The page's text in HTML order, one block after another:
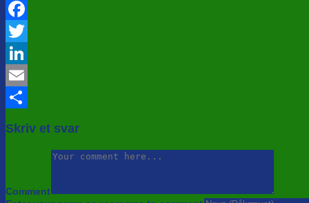
Facebook
Twitter
LinkedIn
Email
Skriv et svar
Comment